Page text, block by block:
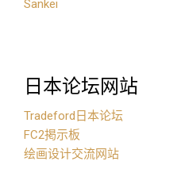
Sankei
日本论坛网站
Tradeford日本论坛
FC2掲示板
绘画设计交流网站